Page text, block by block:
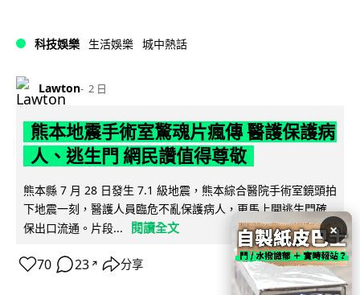
科技娛樂 生活娛樂 城中熱話
Lawton 2 日
熊本地震手術室驚魂片瘋傳 醫護保護病
人、逃生門 網民讚值得尊敬
熊本縣 7 月 28 日發生 7.1 級地震，熊本綜合醫院手術室鏡頭拍
下地震一刻，醫護人員臨危不亂保護病人，更馬上開逃生門確
保出口流通。片段...
閱讀全文
70 23 ↗ 分享
×